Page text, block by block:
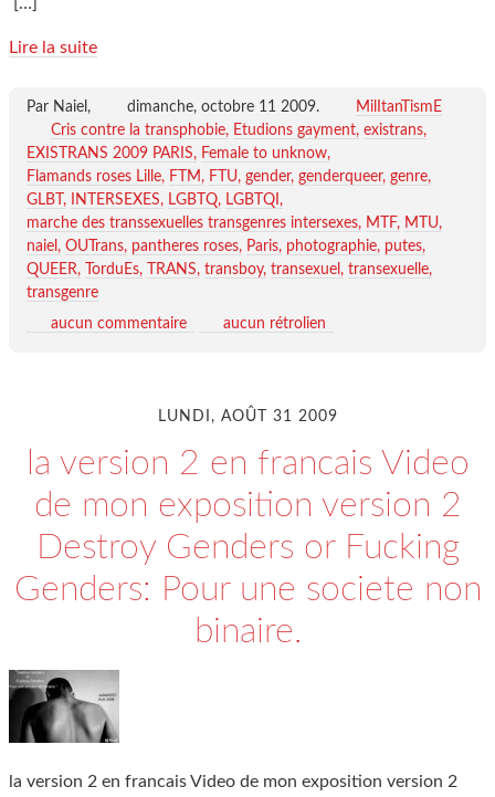
Lire la suite
Par Naiel, dimanche, octobre 11 2009.
MilItanTismE
Cris contre la transphobie
Etudions gayment existrans
EXISTRANS 2009 PARIS
Female to unknow
Flamands roses Lille
FTM FTU gender genderqueer genre
GLBT
INTERSEXES LGBTQ
LGBTQI
marche des transsexuelles transgenres intersexes
MTF
MTU
naiel
OUTrans pantheres roses Paris photographie putes
QUEER
TorduEs TRANS transboy transexuel
transexuelle
transgenre
aucun commentaire
aucun rétrolien
LUNDI, AOÛT 31 2009
la version 2 en francais Video
de mon exposition version 2
Destroy Genders or Fucking
Genders: Pour une societe non
binaire.
la version 2 en francais Video de mon exposition version 2